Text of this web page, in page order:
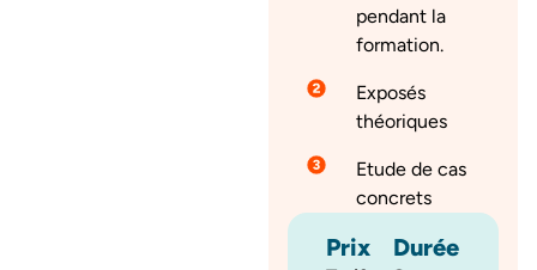
pendant la
formation.
Exposés
théoriques
Etude de cas
concrets
Prix Durée